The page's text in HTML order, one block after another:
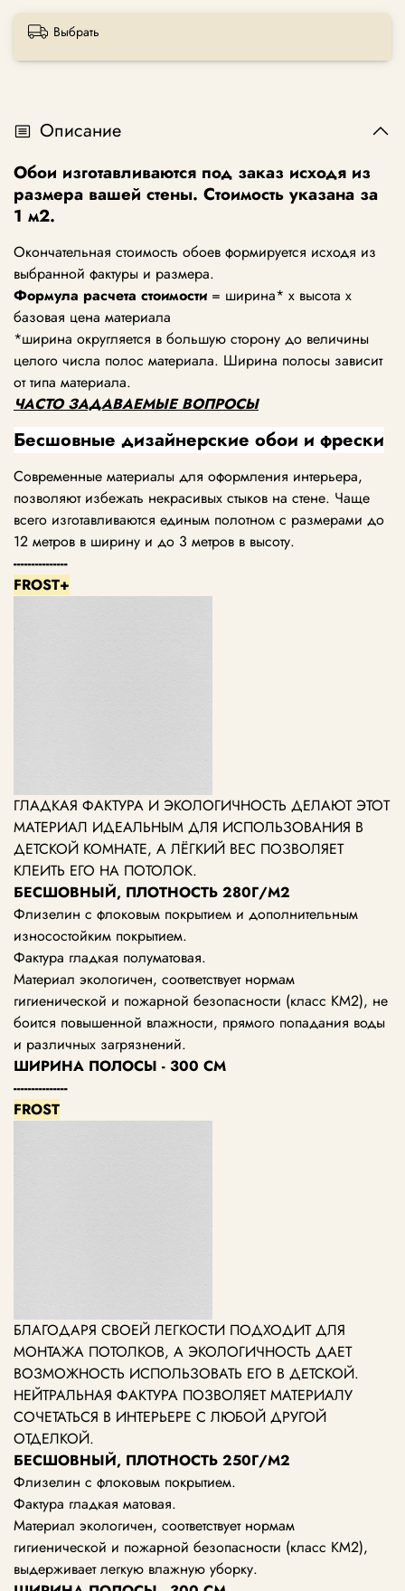
Выбрать
Описание
Обои изготавливаются под заказ исходя из
размера вашей стены. Стоимость указана за
1 м2.
Окончательная стоимость обоев формируется исходя из
выбранной фактуры и размера.
Формула расчета стоимости = ширина* х высота х
базовая цена материала
*ширина округляется в большую сторону до величины
целого числа полос материала. Ширина полосы зависит
от типа материала.
ЧАСТО ЗАДАВАЕМЫЕ ВОПРОСЫ
Бесшовные дизайнерские обои и фрески
Современные материалы для оформления интерьера,
позволяют избежать некрасивых стыков на стене. Чаще
всего изготавливаются единым полотном с размерами до
12 метров в ширину и до 3 метров в высоту.
---------------
FROST+
ГЛАДКАЯ ФАКТУРА И ЭКОЛОГИЧНОСТЬ ДЕЛАЮТ ЭТОТ
МАТЕРИАЛ ИДЕАЛЬНЫМ ДЛЯ ИСПОЛЬЗОВАНИЯ В
ДЕТСКОЙ КОМНАТЕ, А ЛЁГКИЙ ВЕС ПОЗВОЛЯЕТ
КЛЕИТЬ ЕГО НА ПОТОЛОК.
БЕСШОВНЫЙ, ПЛОТНОСТЬ 280Г/М2
Флизелин с флоковым покрытием и дополнительным
износостойким покрытием.
Фактура гладкая полуматовая.
Материал экологичен, соответствует нормам
гигиенической и пожарной безопасности (класс КМ2), не
боится повышенной влажности, прямого попадания воды
и различных загрязнений.
ШИРИНА ПОЛОСЫ - 300 СМ
---------------
FROST
БЛАГОДАРЯ СВОЕЙ ЛЕГКОСТИ ПОДХОДИТ ДЛЯ
МОНТАЖА ПОТОЛКОВ, А ЭКОЛОГИЧНОСТЬ ДАЕТ
ВОЗМОЖНОСТЬ ИСПОЛЬЗОВАТЬ ЕГО В ДЕТСКОЙ.
НЕЙТРАЛЬНАЯ ФАКТУРА ПОЗВОЛЯЕТ МАТЕРИАЛУ
СОЧЕТАТЬСЯ В ИНТЕРЬЕРЕ С ЛЮБОЙ ДРУГОЙ
ОТДЕЛКОЙ.
БЕСШОВНЫЙ, ПЛОТНОСТЬ 250Г/М2
Флизелин с флоковым покрытием.
Фактура гладкая матовая.
Материал экологичен, соответствует нормам
гигиенической и пожарной безопасности (класс KM2),
выдерживает легкую влажную уборку.